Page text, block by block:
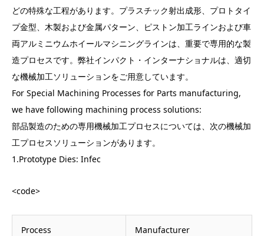
どの特殊な工程があります。プラスチック射出成形、プロトタイ
プ金型、木製および金属パターン、ピストン加工ラインおよび車
両アルミニウムホイールマシニングラインは、重要で専用的な製
造プロセスです。弊社インパクト・インターナショナルは、適切
な機械加工ソリューションをご用意しています。
For Special Machining Processes for Parts manufacturing,
we have following machining process solutions:
部品製造のための専用機械加工プロセスについては、次の機械加
工プロセスソリューションがあります。
1.Prototype Dies: Infec
<code>
Process Manufacturer